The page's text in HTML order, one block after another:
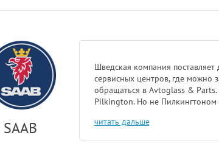
SAAB
Шведская компания
сервисных центров, где можно
обращаться в Avtoglass &
Pilkington. Но не Пилкингтоном
читать дальше